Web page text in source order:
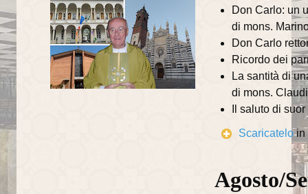
Liturgia
Sacramenti
Il Battesimo
Don Carlo: un
di mons.
Don Carlo
Ricordo dei
La santità di
di mons.
Il saluto di
Scaricateloin
Agosto/